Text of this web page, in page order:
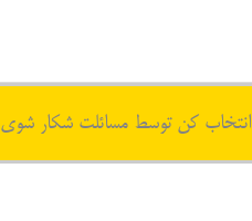
انتخاب کن توسط مسائلت شکار شوی